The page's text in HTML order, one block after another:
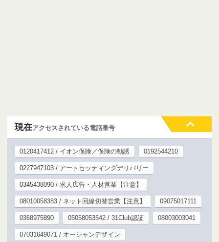
現在アクセスされている電話番号
0120417412 / イオン保険／保険の勧誘 0192544210
0227947103 / アートセッティングデリバリー
0345438090 / 求人広告・人材営業【注意】
08010058383 / ネット回線切替営業【注意】 09075017111
0368975890 05058053542 / 31Club認証 08003003041
07031649071 / オーシャンデザイン